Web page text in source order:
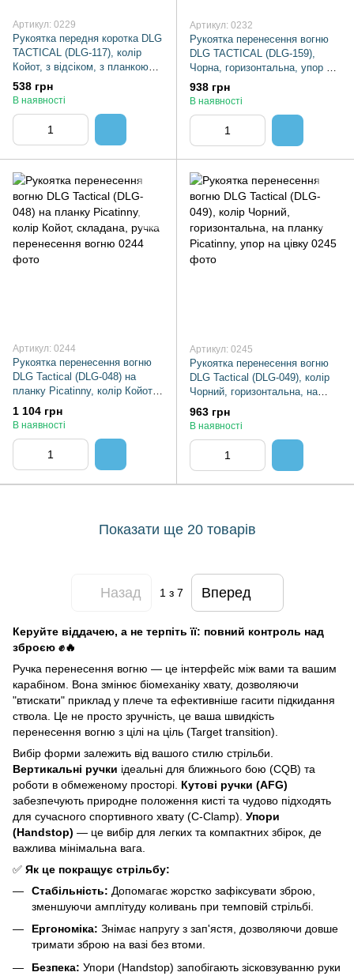
Артикул: 0229
Рукоятка передня коротка DLG
TACTICAL (DLG-117), колір
Койот, з відсіком, з планкою
Пікатінні
538 грн
В наявності
Артикул: 0232
Рукоятка перенесення вогню
DLG TACTICAL (DLG-159),
Чорна, горизонтальна, упор на
цівку на планку Вівер/Пікатінні
938 грн
В наявності
Артикул: 0244
Рукоятка перенесення вогню
DLG Tactical (DLG-048) на
планку Picatinny, колір Койот,
складана, ручка перенесення
вогню
1 104 грн
В наявності
Артикул: 0245
Рукоятка перенесення вогню
DLG Tactical (DLG-049), колір
Чорний, горизонтальна, на
планку Picatinny, упор на цівку
963 грн
В наявності
Показати ще 20 товарів
Назад 1 з 7 Вперед
Керуйте віддачею, а не терпіть її: повний контроль над
зброєю ✊🔥
Ручка перенесення вогню — це інтерфейс між вами та вашим
карабіном. Вона змінює біомеханіку хвату, дозволяючи
"втискати" приклад у плече та ефективніше гасити підкидання
ствола. Це не просто зручність, це ваша швидкість
перенесення вогню з цілі на ціль (Target transition).
Вибір форми залежить від вашого стилю стрільби.
Вертикальні ручки ідеальні для ближнього бою (CQB) та
роботи в обмеженому просторі. Кутові ручки (AFG)
забезпечують природне положення кисті та чудово підходять
для сучасного спортивного хвату (C-Clamp). Упори
(Handstop) — це вибір для легких та компактних збірок, де
важлива мінімальна вага.
✅ Як це покращує стрільбу:
Стабільність: Допомагає жорстко зафіксувати зброю,
зменшуючи амплітуду коливань при темповій стрільбі.
Ергономіка: Знімає напругу з зап'ястя, дозволяючи довше
тримати зброю на вазі без втоми.
Безпека: Упори (Handstop) запобігають зісковзуванню руки